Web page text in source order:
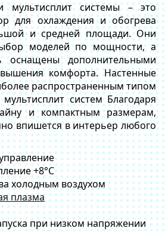
мультисплит системы – это
для охлаждения и обогрева
и средней площади. Они
моделей по мощности, а
оснащены дополнительными
комфорта. Настенные
распространенным типом
систем Благодаря
и компактным размерам,
впишется в интерьер любого
+8°С
холодным воздухом
плазма
при низком напряжении